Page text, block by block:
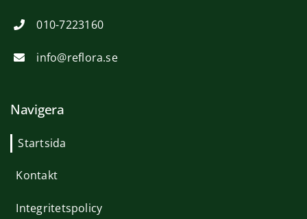
010-7223160
info@reflora.se
Navigera
Startsida
Kontakt
Integritetspolicy